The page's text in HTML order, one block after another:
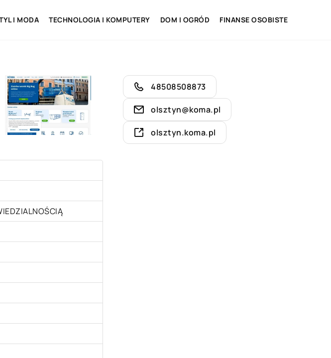
I MODA TECHNOLOGIA I KOMPUTERY DOM I OGRÓD FINANSE OSOBISTE
48508508873
olsztyn@koma.pl
olsztyn.koma.pl